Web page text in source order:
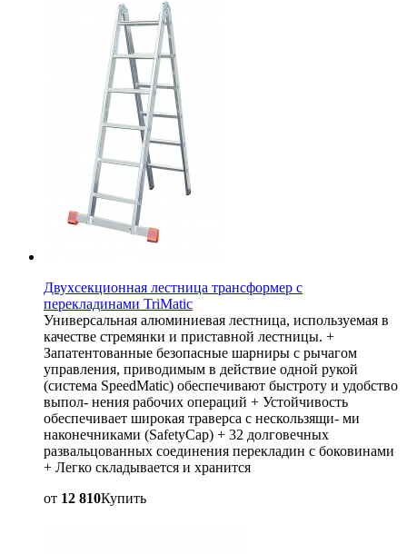
Двухсекционная лестница трансформер с
перекладинами TriMatic
Универсальная алюминиевая лестница, используемая в
качестве стремянки и приставной лестницы. +
Запатентованные безопасные шарниры с рычагом
управления, приводимым в действие одной рукой
(система SpeedMatic) обеспечивают быстроту и удобство
выпол- нения рабочих операций + Устойчивость
обеспечивает широкая траверса с нескользящи- ми
наконечниками (SafetyCap) + 32 долговечных
развальцованных соединения перекладин с боковинами
+ Легко складывается и хранится
от 12 810Купить